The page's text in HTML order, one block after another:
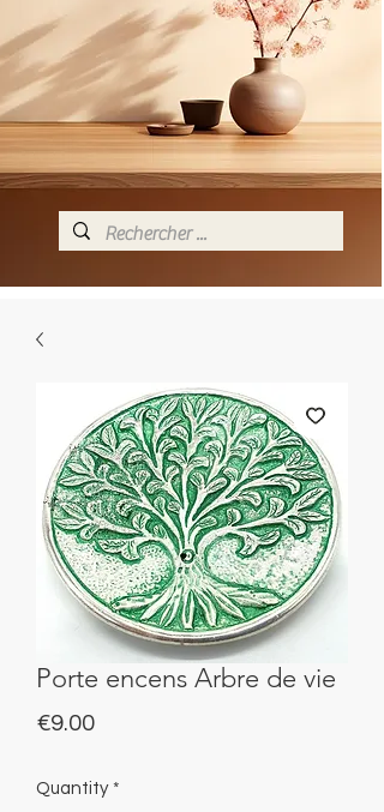
Porte encens Arbre de vie
€9.00Price
Quantity *